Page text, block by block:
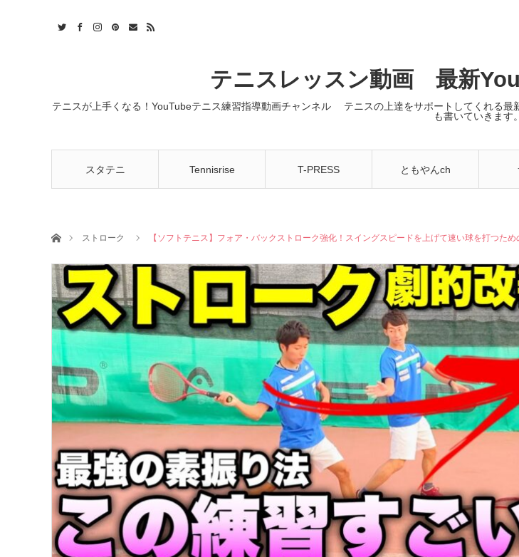
テニスレッスン動画 最新
テニスが上手くなる！YouTubeテニス練習指導動画チャンネル テニスの上達をサポートしてくれる
も書いていきます。
スタテニ Tennisrise T-PRESS ともやんch
ホームストローク 【ソフトテニス】フォア・バックストローク強化！スイングスピードを上げて速い球を打つため